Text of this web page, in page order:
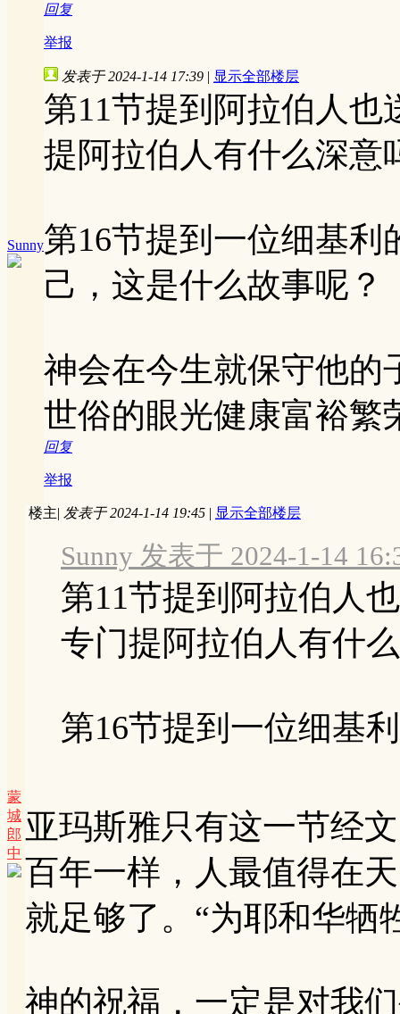
回复
举报
Sunny
发表于 2024-1-14 17:39 | 显示全部楼层
第11节提到阿拉伯人
提阿拉伯人有什么深意
第16节提到一位细基
己，这是什么故事呢？
神会在今生就保守他的
世俗的眼光健康富裕繁
回复
举报
蒙
城
郎
中
楼主| 发表于 2024-1-14 19:45 | 显示全部楼层
Sunny 发表于 2024-1-14
第11节提到阿拉伯人
专门提阿拉伯人有什
第16节提到一位细基
亚玛斯雅只有这一节经
百年一样，人最值得在
就足够了。“为耶和华牺
神的祝福，一定是对我